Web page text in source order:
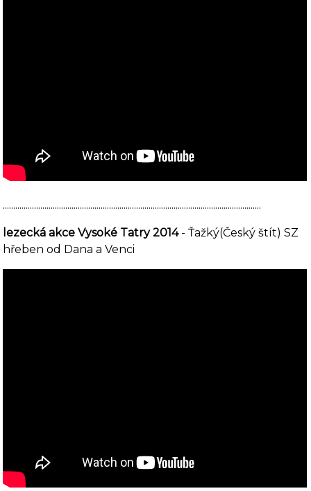
............................................................................................................................
lezecká akce Vysoké Tatry 2014- Ťažký(Český štít) SZ
hřeben od Dana a Venci